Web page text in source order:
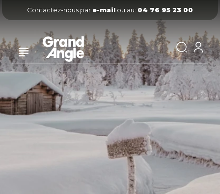
Contactez-nous par e-mail ou au: 04 76 95 23 00